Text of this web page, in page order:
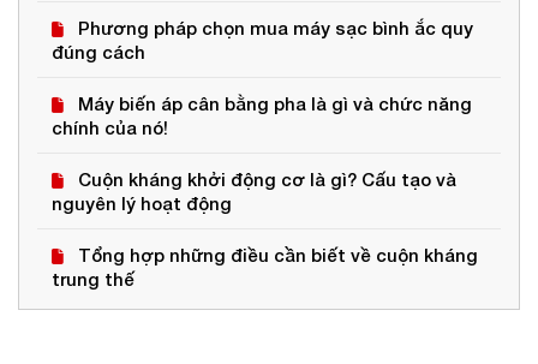
Phương pháp chọn mua máy sạc bình ắc quy
đúng cách
Máy biến áp cân bằng pha là gì và chức năng
chính của nó!
Cuộn kháng khởi động cơ là gì? Cấu tạo và
nguyên lý hoạt động
Tổng hợp những điều cần biết về cuộn kháng
trung thế